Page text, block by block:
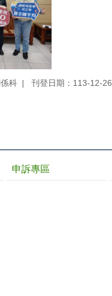
科 刊登日期：113-12-26
申訴專區